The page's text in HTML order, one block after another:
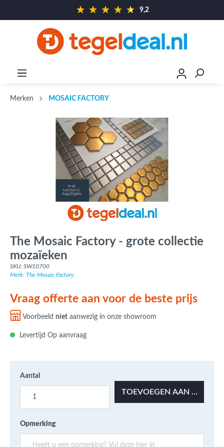
9,2
Merken MOSAIC FACTORY
The Mosaic Factory - grote collectie
mozaïeken
SKU: SW10700
Merk: The Mosaic Factory
Vraag offerte aan voor de beste prijs
Voorbeeld niet aanwezig in onze showroom
Levertijd Op aanvraag
Aantal
TOEVOEGEN AAN
Opmerking